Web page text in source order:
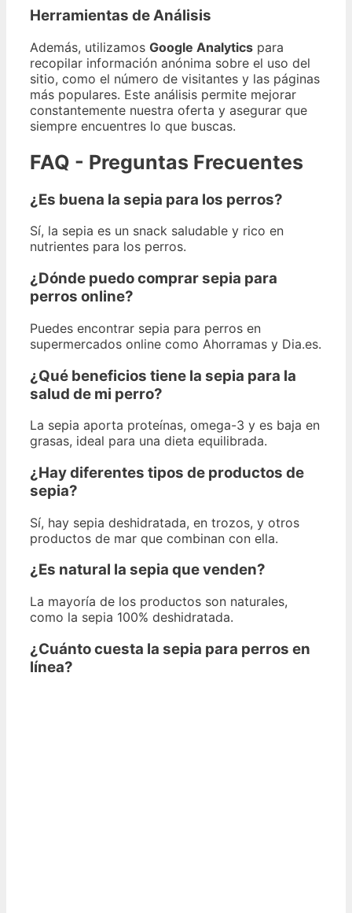
Herramientas de Análisis
Además, utilizamos Google Analytics para
recopilar información anónima sobre el uso del
sitio, como el número de visitantes y las páginas
más populares. Este análisis permite mejorar
constantemente nuestra oferta y asegurar que
siempre encuentres lo que buscas.
FAQ - Preguntas Frecuentes
¿Es buena la sepia para los perros?
Sí, la sepia es un snack saludable y rico en
nutrientes para los perros.
¿Dónde puedo comprar sepia para
perros online?
Puedes encontrar sepia para perros en
supermercados online como Ahorramas y Dia.es.
¿Qué beneficios tiene la sepia para la
salud de mi perro?
La sepia aporta proteínas, omega-3 y es baja en
grasas, ideal para una dieta equilibrada.
¿Hay diferentes tipos de productos de
sepia?
Sí, hay sepia deshidratada, en trozos, y otros
productos de mar que combinan con ella.
¿Es natural la sepia que venden?
La mayoría de los productos son naturales,
como la sepia 100% deshidratada.
¿Cuánto cuesta la sepia para perros en
línea?